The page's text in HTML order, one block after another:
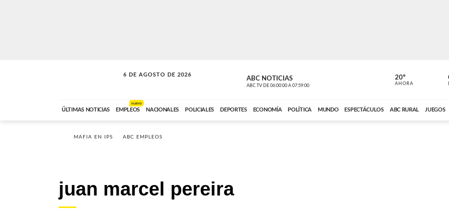
6 DE AGOSTO DE 2026
LA INCONDICIONAL ABC NOTICIAS
ABC TV DE 06:00:00 A 07:59:00
LA
ABC CARDINAL
20º
AHORA
ÚLTIMAS NOTICIAS EMPLEOS
NUEVO
NACIONALES POLICIALES DEPORTES ECONOMÍA POLÍTICA MUNDO ESPECTÁCULOS ABC RURAL JUEGOS
MAFIA EN IPS ABC EMPLEOS
juan marcel pereira